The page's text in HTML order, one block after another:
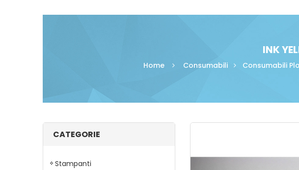
INK
Home Consumabili Consumabili
CATEGORIE
Stampanti